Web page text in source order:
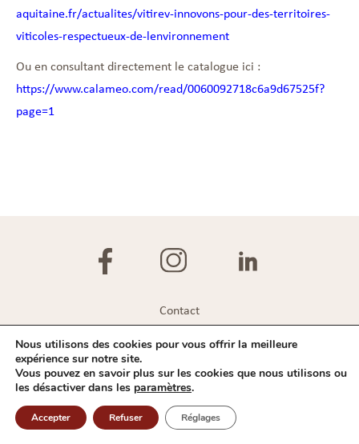
aquitaine.fr/actualites/vitirev-innovons-pour-des-territoires-
viticoles-respectueux-de-lenvironnement
Ou en consultant directement le catalogue ici :
https://www.calameo.com/read/0060092718c6a9d67525f?
page=1
Contact
Mentions légales
Politique de confidentialité
IVBD © 2026
Nous utilisons des cookies pour vous offrir la meilleure
expérience sur notre site.
Vous pouvez en savoir plus sur les cookies que nous utilisons ou
les désactiver dans les paramètres.
Accepter Refuser Réglages